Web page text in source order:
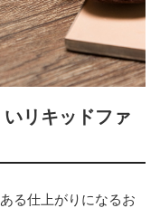
リキッドファ
る仕上がりになるお